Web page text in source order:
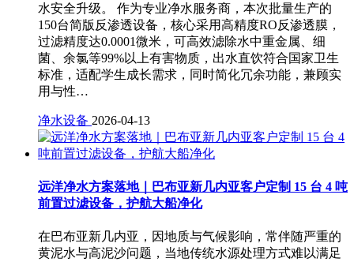
水安全升级。 作为专业净水服务商，本次批量生产的
150台简版反渗透设备，核心采用高精度RO反渗透膜，
过滤精度达0.0001微米，可高效滤除水中重金属、细
菌、余氯等99%以上有害物质，出水直饮符合国家卫生
标准，适配学生成长需求，同时简化冗余功能，兼顾实
用与性…
净水设备 2026-04-13
远洋净水方案落地｜巴布亚新几内亚客户定制 15 台 4 吨
前置过滤设备，护航大船净化
在巴布亚新几内亚，因地质与气候影响，常伴随严重的
黄泥水与高泥沙问题，当地传统水源处理方式难以满足